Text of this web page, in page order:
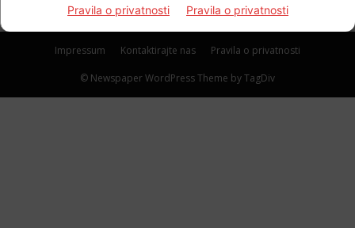
Pravila o privatnosti Pravila o privatnosti
Impressum Kontaktirajte nas Pravila o privatnosti
© Newspaper WordPress Theme by TagDiv